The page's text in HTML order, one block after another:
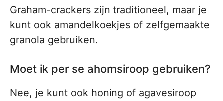
Graham-crackers zijn traditioneel, maar je
kunt ook amandelkoekjes of zelfgemaakte
granola gebruiken.
Moet ik per se ahornsiroop gebruiken?
Nee, je kunt ook honing of agavesiroop